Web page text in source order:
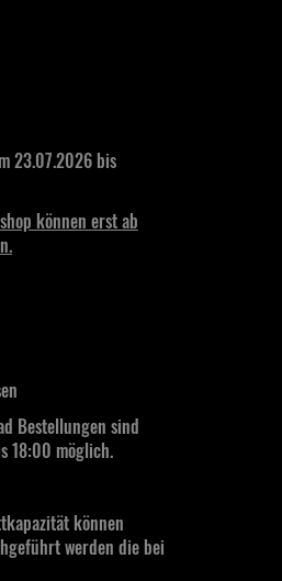
23.07.2026 bis
können erst ab
Bestellungen sind
18:00 möglich.
können
werden die bei